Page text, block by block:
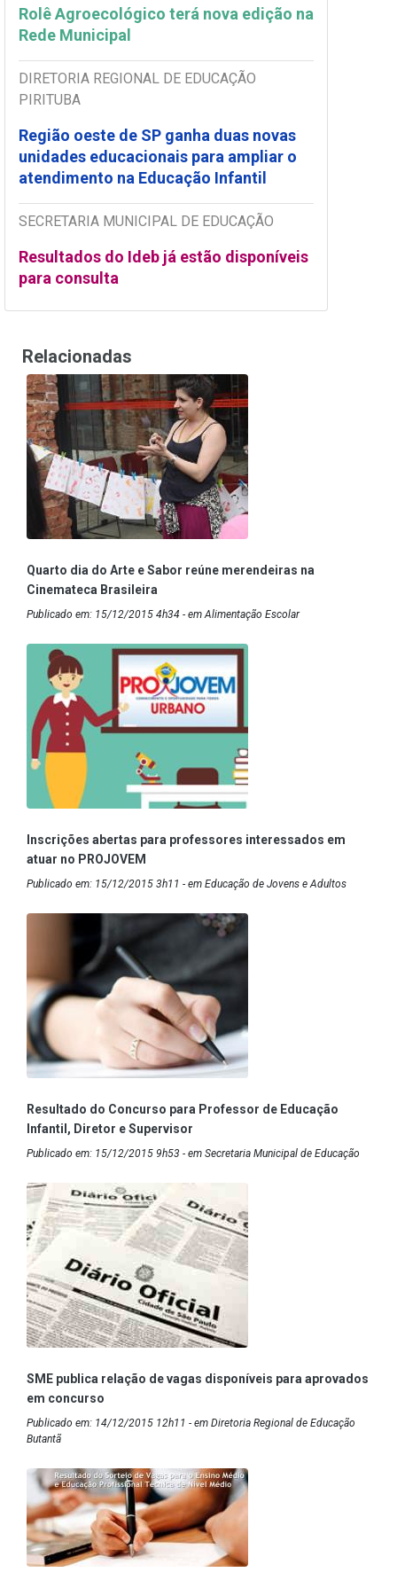
Rolê Agroecológico terá nova edição na
Rede Municipal
DIRETORIA REGIONAL DE EDUCAÇÃO
PIRITUBA
Região oeste de SP ganha duas novas
unidades educacionais para ampliar o
atendimento na Educação Infantil
SECRETARIA MUNICIPAL DE EDUCAÇÃO
Resultados do Ideb já estão disponíveis
para consulta
Relacionadas
Quarto dia do Arte e Sabor reúne merendeiras na
Cinemateca Brasileira
Publicado em: 15/12/2015 4h34 - em Alimentação Escolar
Inscrições abertas para professores interessados em
atuar no PROJOVEM
Publicado em: 15/12/2015 3h11 - em Educação de Jovens e Adultos
Resultado do Concurso para Professor de Educação
Infantil, Diretor e Supervisor
Publicado em: 15/12/2015 9h53 - em Secretaria Municipal de Educação
SME publica relação de vagas disponíveis para aprovados
em concurso
Publicado em: 14/12/2015 12h11 - em Diretoria Regional de Educação
Butantã